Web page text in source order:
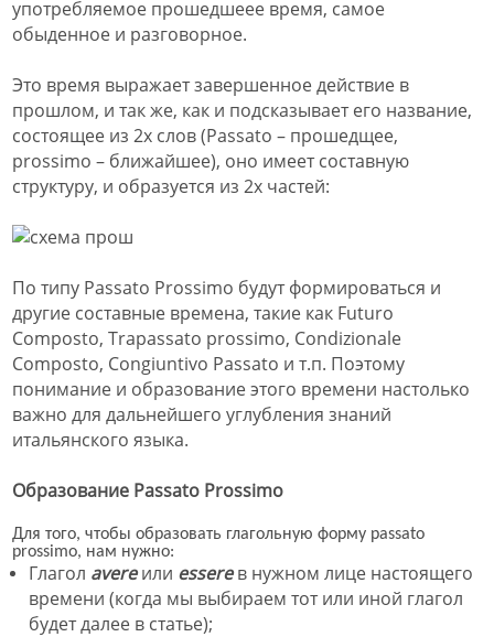
употребляемое прошедшеее время, самое
обыденное и разговорное.
Это время выражает завершенное действие в
прошлом, и так же, как и подсказывает его название,
состоящее из 2х слов (Passato – прошедщее,
prossimo – ближайшее), оно имеет составную
структуру, и образуется из 2х частей:
По типу Passato Prossimo будут формироваться и
другие составные времена, такие как Futuro
Composto, Trapassato prossimo, Condizionale
Composto, Congiuntivo Passato и т.п. Поэтому
понимание и образование этого времени настолько
важно для дальнейшего углубления знаний
итальянского языка.
Образование Passato Prossimo
Для того, чтобы образовать глагольную форму passato
prossimo, нам нужно:
Глагол avereили essere в нужном лице настоящего
времени (когда мы выбираем тот или иной глагол
будетдалее в статье);